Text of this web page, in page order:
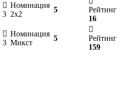
3
Номинация
2х2
5
Рейтинг
16
3
Номинация
Микст
5
Рейтинг
159